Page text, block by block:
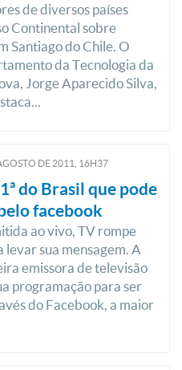
de diversos países
Continental sobre
Santiago do Chile. O
da Tecnologia da
Jorge Aparecido Silva,
DE2011, 16H37
do Brasil que pode
facebook
ao vivo, TV rompe
sua mensagem. A
emissora de televisão
programação para ser
do Facebook, a maior